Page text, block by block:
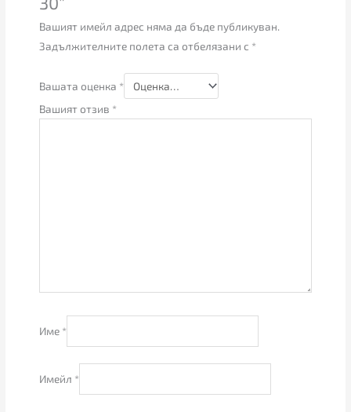
Вашият имейл адрес няма да бъде публикуван.
Задължителните полета са отбелязани с *
Вашата оценка *
Вашият отзив *
Име *
Имейл *